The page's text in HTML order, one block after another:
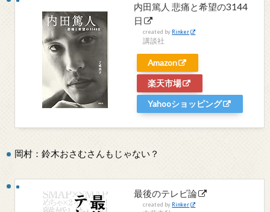
内田篤人 悲痛と希望の3144
日
created by Rinker
講談社
Amazon
楽天市場
Yahooショッピング
岡村：鈴木おさむさんもじゃない？
最後のテレビ論
created by Rinker